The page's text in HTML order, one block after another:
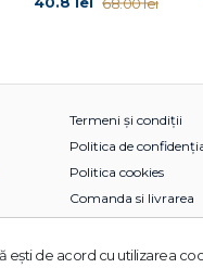
Termeni și condiții
Politica de
Politica cookies
Comanda si livrarea
eşti de acord cu utilizarea